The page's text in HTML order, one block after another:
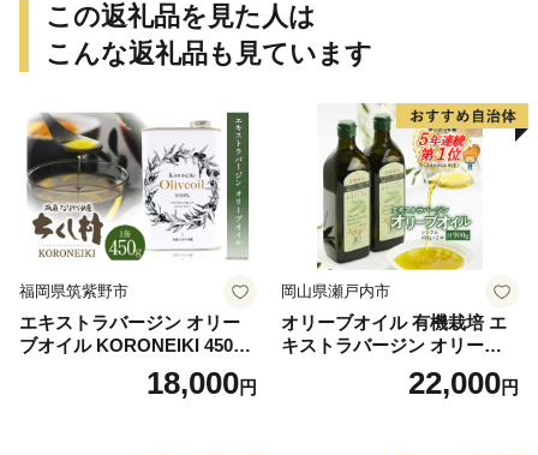
この返礼品を見た人は
こんな返礼品も見ています
福岡県筑紫野市
エキストラバージン オリー
ブオイル KORONEIKI 450g
[筑前たなか油屋 福岡県 筑紫
野市 21760403] 油 食用油 オ
18,000円
岡山県瀬戸内市
オリーブオイル 有機栽培 エ
キストラバージン オリーブ
オイル シングル 2本 セット
オーガニック 調味料 油 オリ
22,000円